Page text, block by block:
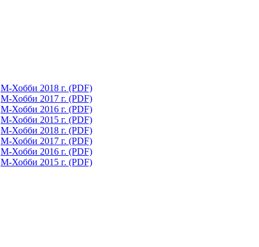
М-Хобби 2018 г. (PDF)
М-Хобби 2017 г. (PDF)
М-Хобби 2016 г. (PDF)
М-Хобби 2015 г. (PDF)
М-Хобби 2018 г. (PDF)
М-Хобби 2017 г. (PDF)
М-Хобби 2016 г. (PDF)
М-Хобби 2015 г. (PDF)